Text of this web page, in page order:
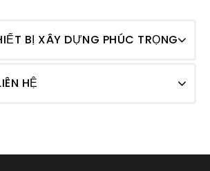
BỊ XÂY DỰNG PHÚC TRỌNG
HỆ